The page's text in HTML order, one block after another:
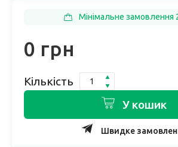
Мінімальне замовлення
0 грн
Кількість
У кошик
Швидке